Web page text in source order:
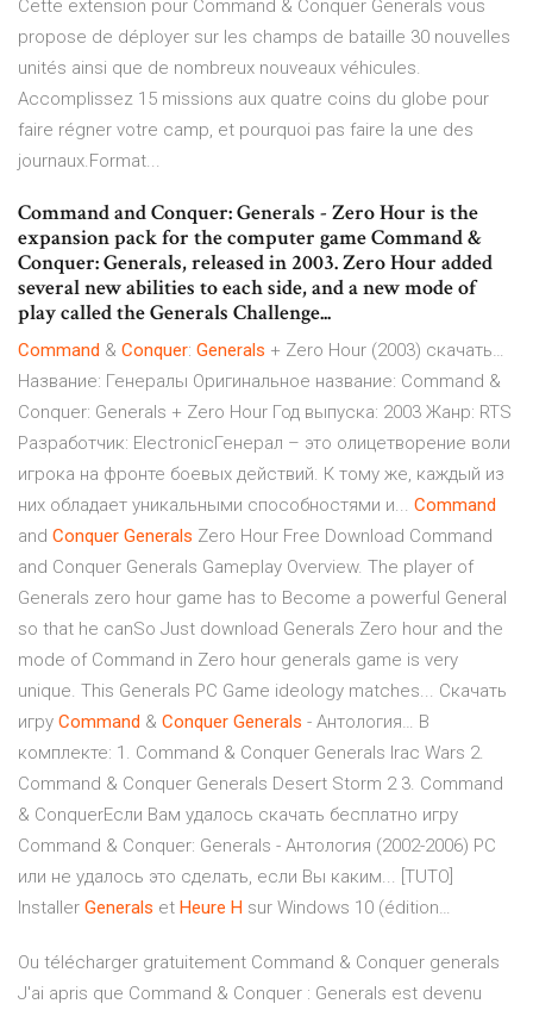
Cette extension pour Command & Conquer Generals vous
propose de déployer sur les champs de bataille 30 nouvelles
unités ainsi que de nombreux nouveaux véhicules.
Accomplissez 15 missions aux quatre coins du globe pour
faire régner votre camp, et pourquoi pas faire la une des
journaux.Format...
Command and Conquer: Generals - Zero Hour is the
expansion pack for the computer game Command &
Conquer: Generals, released in 2003. Zero Hour added
several new abilities to each side, and a new mode of
play called the Generals Challenge...
Command & Conquer: Generals + Zero Hour (2003) скачать…
Название: Генералы Оригинальное название: Command &
Conquer: Generals + Zero Hour Год выпуска: 2003 Жанр: RTS
Разработчик: ElectronicГенерал – это олицетворение воли
игрока на фронте боевых действий. К тому же, каждый из
них обладает уникальными способностями и... Command
and Conquer Generals Zero Hour Free Download Command
and Conquer Generals Gameplay Overview. The player of
Generals zero hour game has to Become a powerful General
so that he canSo Just download Generals Zero hour and the
mode of Command in Zero hour generals game is very
unique. This Generals PC Game ideology matches... Скачать
игру Command & Conquer Generals - Антология… В
комплекте: 1. Command & Conquer Generals Irac Wars 2.
Command & Conquer Generals Desert Storm 2 3. Command
& ConquerЕсли Вам удалось скачать бесплатно игру
Command & Conquer: Generals - Антология (2002-2006) PC
или не удалось это сделать, если Вы каким... [TUTO]
Installer Generals et Heure H sur Windows 10 (édition…
Ou télécharger gratuitement Command & Conquer generals
J'ai apris que Command & Conquer : Generals est devenu